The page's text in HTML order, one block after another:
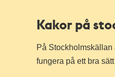
Kakor på
På Stockholmskällan
fungera på ett bra